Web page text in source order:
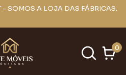
- SOMOS A LOJA DAS FÁBRICAS.
0